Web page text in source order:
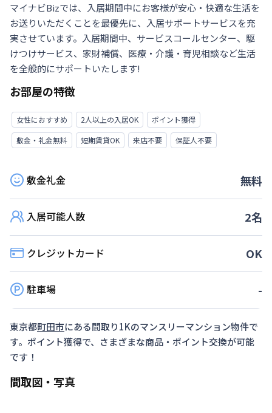
マイナビBizでは、入居期間中にお客様が安心・快適な生活を
お送りいただくことを最優先に、入居サポートサービスを充
実させています。入居期間中、サービスコールセンター、駆
けつけサービス、家財補償、医療・介護・育児相談など生活
を全般的にサポートいたします!
お部屋の特徴
女性におすすめ 2人以上の入居OK
ポイント獲得
敷金・礼金無料
短期賃貸OK 来店不要 保証人不要
敷金礼金 無料
入居可能人数 2名
クレジットカード OK
駐車場 -
東京都町田市にある間取り1Kのマンスリーマンション物件で
す。ポイント獲得で、さまざまな商品・ポイント交換が可能
です！
間取図・写真